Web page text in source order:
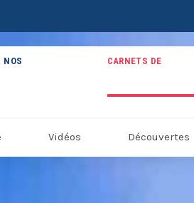
NOS
THÉMATIQUES
CARNETS DE
VOYAGE
Vidéos Découvertes